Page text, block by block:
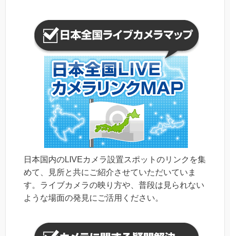
日本国内のLIVEカメラ設置スポットのリンクを集
めて、見所と共にご紹介させていただいていま
す。ライブカメラの映り方や、普段は見られない
ような場面の発見にご活用ください。